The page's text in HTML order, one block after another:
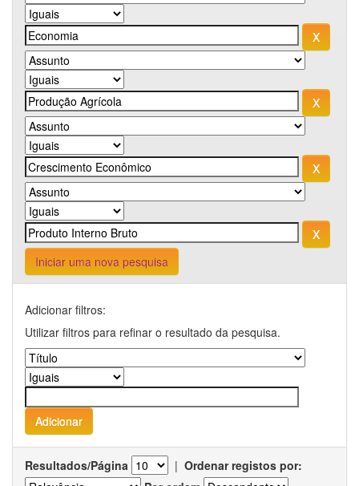
Iniciar uma nova pesquisa
Adicionar filtros:
Utilizar filtros para refinar o resultado da pesquisa.
Resultados/Página | Ordenar registos por: